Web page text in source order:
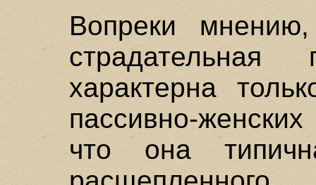
Вопреки
страдательная
характерна
пассивно-
что она